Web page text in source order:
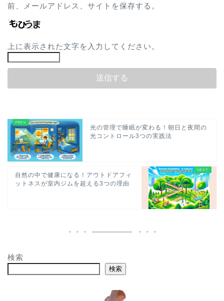
前、メールアドレス、サイトを保存する。
上に表示された文字を入力してください。
光の管理で睡眠が変わる！朝日と夜間の
光コントロール3つの実践法
自然の中で健康になる！アウトドアフィ
ットネスが室内ジムを超える3つの理由
検索
検索